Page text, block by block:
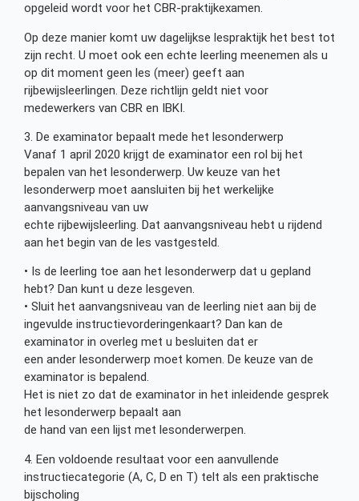
opgeleid wordt voor het CBR-praktijkexamen.
Op deze manier komt uw dagelijkse lespraktijk het best tot
zijn recht. U moet ook een echte leerling meenemen als u
op dit moment geen les (meer) geeft aan
rijbewijsleerlingen. Deze richtlijn geldt niet voor
medewerkers van CBR en IBKI.
3. De examinator bepaalt mede het lesonderwerp
Vanaf 1 april 2020 krijgt de examinator een rol bij het
bepalen van het lesonderwerp. Uw keuze van het
lesonderwerp moet aansluiten bij het werkelijke
aanvangsniveau van uw
echte rijbewijsleerling. Dat aanvangsniveau hebt u rijdend
aan het begin van de les vastgesteld.
• Is de leerling toe aan het lesonderwerp dat u gepland
hebt? Dan kunt u deze lesgeven.
• Sluit het aanvangsniveau van de leerling niet aan bij de
ingevulde instructievorderingenkaart? Dan kan de
examinator in overleg met u besluiten dat er
een ander lesonderwerp moet komen. De keuze van de
examinator is bepalend.
Het is niet zo dat de examinator in het inleidende gesprek
het lesonderwerp bepaalt aan
de hand van een lijst met lesonderwerpen.
4. Een voldoende resultaat voor een aanvullende
instructiecategorie (A, C, D en T) telt als een praktische
bijscholing